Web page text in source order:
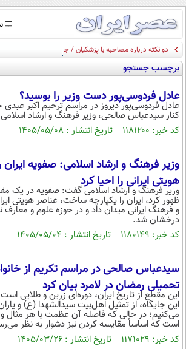
صفحه اول
جستجو
نظرسنجی
آب و هوا
پیوند ها
سیاسی
اقتصاد
اقتصادی
جامعه
حوادث
سلامت
یک برش دانایی
محیط زیست
بین الملل
سیاست خارجی
فرهنگ و هنر
علم و دانش
فناوری و It
قرآن
دو نکته درباره مصاحبه با پزشکیان / جای خالی خبرنگاران
برچسب جستجو
عادل فردوسی‌پور دست وزیر را بوسید؟
عادل فردوسی‌پور دیروز در مراسم ترحیم اکبر عبدی
کنار سیدعباس صالحی، وزیر فرهنگ و ارشاد
کد خبر: ۱۱۸۱۲۰۰ تاریخ انتشار : ۱۴۰۵/۰۵/۰۸
وزیر فرهنگ و ارشاد اسلامی: صفویه ایران
هویتی ایرانی را احیا کرد
وزیر فرهنگ و ارشاد اسلامی گفت: صفویه در یک
ظهور کرد، ایران را یکپارچه ساخت، عناصر هویتی
و فرهنگ ایرانی میدان داد و در حوزه علوم و معارف
درخشان شد.
کد خبر: ۱۱۸۰۱۴۹ تاریخ انتشار : ۱۴۰۵/۰۵/۰۴
سیدعباس صالحی در مراسم تکریم از
تحمیلی رمضان در لامرد بیان کرد
این مقطع از تاریخ ایران، دوره‌ای زرین و طلایی است.
این جایگاه، از تمثیل اهل‌بیت سیدالشهدا (ع) و
می‌کنیم؛ در حالی که فاصله آن عظمت با هر مثال
است که اساساً مقایسه کردن نیز دشوار به نظر
کد خبر: ۱۱۷۱۰۲۹ تاریخ انتشار : ۱۴۰۵/۰۳/۲۶